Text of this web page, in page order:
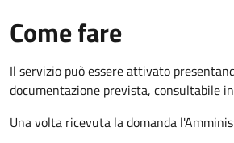
Come fare
Il servizio può essere attivato
documentazione prevista, consultabile
Una volta ricevuta la domanda